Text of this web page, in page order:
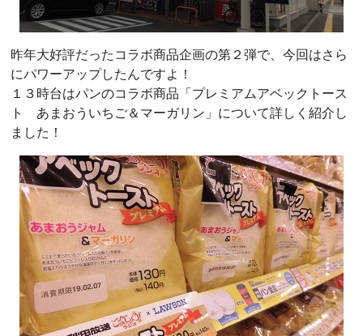
昨年大好評だったコラボ商品企画の第２弾で、今回はさら
にパワーアップしたんですよ！
１３時台はパンのコラボ商品「プレミアムアベックトース
ト あまおういちご＆マーガリン」について詳しく紹介し
ました！